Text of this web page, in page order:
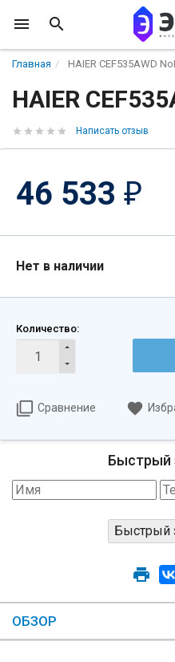
Главная HAIER CEF535AWD
HAIER
Написать отзыв
46 533 ₽
Нет в наличии
Количество:
Сравнение
Быстрый
ОБЗОР